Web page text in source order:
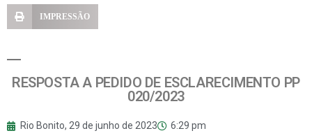
IMPRESSÃO
RESPOSTA A PEDIDO DE ESCLARECIMENTO PP
020/2023
Rio Bonito, 29 de junho de 2023 6:29 pm